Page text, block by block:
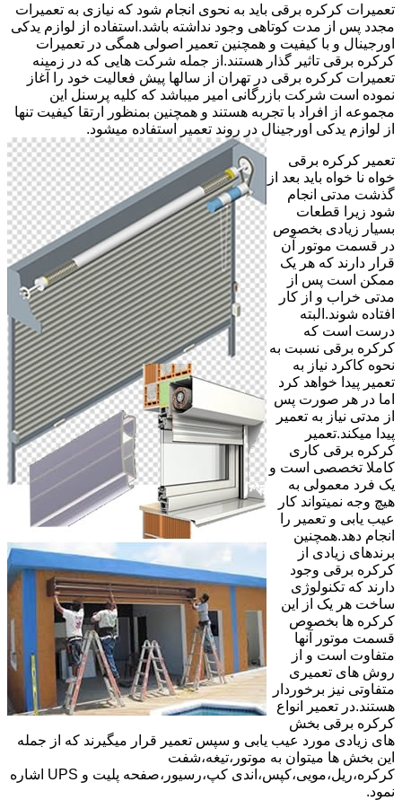
تعمیرات کرکره برقی باید به نحوی انجام شود که نیازی به تعمیرات
مجدد پس از مدت کوتاهی وجود نداشته باشد.استفاده از لوازم یدکی
اورجینال و با کیفیت و همچنین تعمیر اصولی همگی در تعمیرات
کرکره برقی تاثیر گذار هستند.از جمله شرکت هایی که در زمینه
تعمیرات کرکره برقی در تهران از سالها پیش فعالیت خود را آغاز
نموده است شرکت بازرگانی امیر میباشد که کلیه پرسنل این
مجموعه از افراد با تجربه هستند و همچنین بمنظور ارتقا کیفیت تنها
از لوازم یدکی اورجینال در روند تعمیر استفاده میشود.
تعمیر کرکره برقی
خواه نا خواه باید بعد از
گذشت مدتی انجام
شود زیرا قطعات
بسیار زیادی بخصوص
در قسمت موتور آن
قرار دارند که هر یک
ممکن است پس از
مدتی خراب و از کار
افتاده شوند.البته
درست است که
کرکره برقی نسبت به
نحوه کاکرد نیاز به
تعمیر پیدا خواهد کرد
اما در هر صورت پس
از مدتی نیاز به تعمیر
پیدا میکند.تعمیر
کرکره برقی کاری
کاملا تخصصی است و
یک فرد معمولی به
هیچ وجه نمیتواند کار
عیب یابی و تعمیر را
انجام دهد.همچنین
برندهای زیادی از
کرکره برقی وجود
دارند که تکنولوژی
ساخت هر یک از این
کرکره ها بخصوص
قسمت موتور آنها
متفاوت است و از
روش های تعمیری
متفاوتی نیز برخوردار
هستند.در تعمیر انواع
کرکره برقی بخش
های زیادی مورد عیب یابی و سپس تعمیر قرار میگیرند که از جمله
این بخش ها میتوان به موتور،تیغه،شفت
کرکره،ریل،مویی،کپس،اندی کپ،رسیور،صفحه پلیت و UPS اشاره
نمود.